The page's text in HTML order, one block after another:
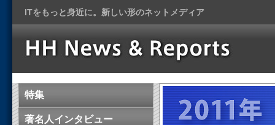
ITをもっと身近に。新しい形のネットメディア
特集
著名人インタビュー